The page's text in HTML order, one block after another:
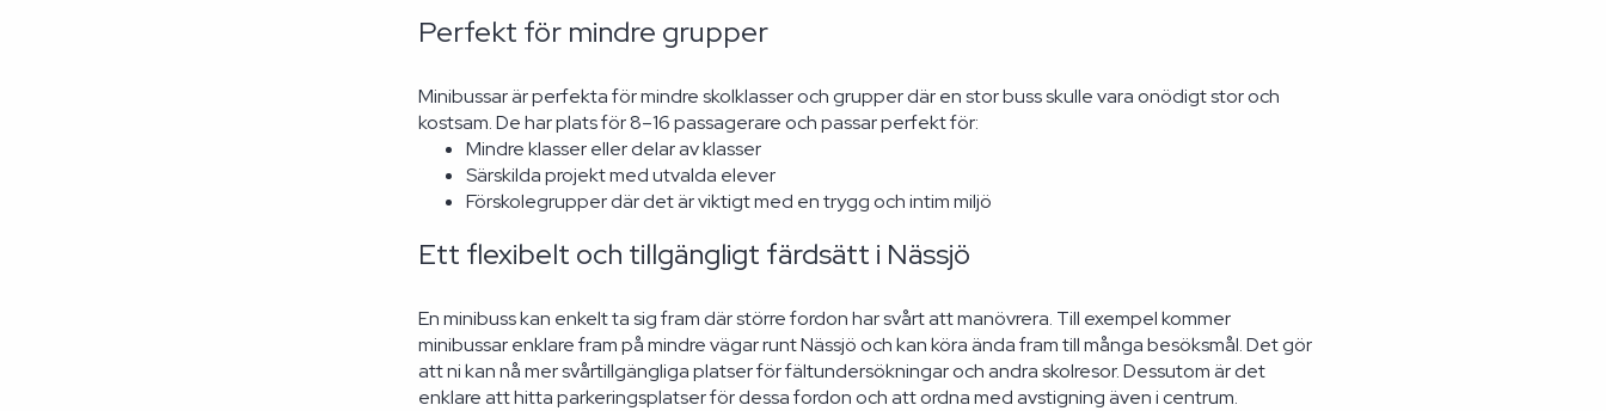
Perfekt för mindre grupper
Minibussar är perfekta för mindre skolklasser och grupper där en stor buss skulle vara onödigt stor och
kostsam. De har plats för 8–16 passagerare och passar perfekt för:
Mindre klasser eller delar av klasser
Särskilda projekt med utvalda elever
Förskolegrupper där det är viktigt med en trygg och intim miljö
Ett flexibelt och tillgängligt färdsätt i Nässjö
En minibuss kan enkelt ta sig fram där större fordon har svårt att manövrera. Till exempel kommer
minibussar enklare fram på mindre vägar runt Nässjö och kan köra ända fram till många besöksmål. Det gör
att ni kan nå mer svårtillgängliga platser för fältundersökningar och andra skolresor. Dessutom är det
enklare att hitta parkeringsplatser för dessa fordon och att ordna med avstigning även i centrum.